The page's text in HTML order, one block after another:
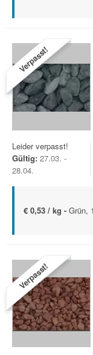
Verpasst!
Leider verpasst!
Gültig: 27.03. -
28.04.
€ 0,53 / kg - Grün,
Verpasst!